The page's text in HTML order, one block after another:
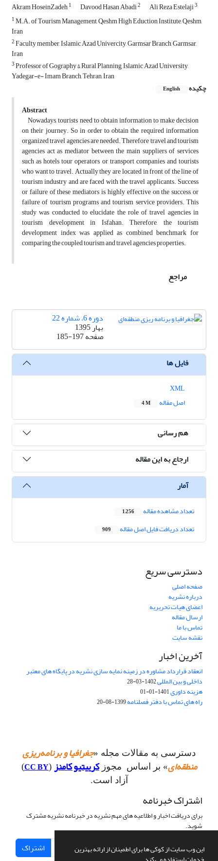
این وب سایت از کوکی ها برای اطمینان از ارائه بهترین
Akram HoseinZadeh1 Davood Hasan Abadi2 Ali Reza Estelaji3
1M.A. of Tourism Management, Qeshm High Eduction Institute, Qeshm,
Iran
2Faculty member, Islamic Azad Univercity, Garmsar Branch, Garmsar,
Iran
3Professor of Gography & Rural Planning, Islamic Azad University,
Yadegar-e- Imam Branch, Tehran, Iran
چکیده
English
Abstract
Nowadays, tourists need to obtain information to make decision
on their journey. So in order to obtain the required information
organized travel agencies are needed. Therefore travel and tourism
agencies act as mediator between the main suppliers of services
such as hotels tour operators or transport companies and tourists
who want to travel. Actually they are located in front of the line of
tourism industry and are faced with the travel applicants. Success
or failure of these mediators is highly effective on the success or
failure of tourism programs and tourism service providers. This
study was conducted to elucidate the role of travel agencies in
tourism development in Isfahan. Therefore, the tourism
development index was applied as combined benchmark for
comparing the coupled tourism and travel agencies properties.
مراجع
دوره 6، شماره 22
بهار 1395
صفحه185-197
فایل ها
اصل مقاله
4 M
هم رسانی
ارجاع به این مقاله
آمار
تعداد مشاهده مقاله 1,256
تعداد دریافت فایل اصل مقاله 909
دسترسی سریع
صفحه اصلی
درباره نشریه
اعضای هیات تحریریه
ارسال مقاله
تماس با ما
نقشه سایت
آخرین اخبار
انعقاد قرارداد مشاوره در زمینه نمایه سازی نشریه در پایگاه های معتبر
داخلی و بین المللی1402-03-28
هزینه داوری1401-01-01
راه های تماس با دفتر فصلنامه1399-08-20
دسترسی به مقالات مجله «جغرافیا و برنامه‌ریزی
منطقه‌ای» بر اساس مجوزکرییتیو کامنز (
CC BY
)
آزاد است.
اشتراک خبرنامه
برای دریافت اخبار و اطلاعیه های مهم نشریه در خبرنامه نشریه مشترک
شوید.
اشتراک